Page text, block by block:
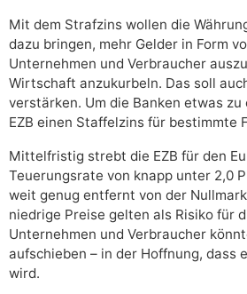
Mit dem Strafzins wollen die
dazu bringen, mehr Gelder in Form
Unternehmen und Verbraucher
Wirtschaft anzukurbeln. Das soll
verstärken. Um die Banken etwas
EZB einen Staffelzins für bestimmte
Mittelfristig strebt die EZB für den
Teuerungsrate von knapp unter 2,0
weit genug entfernt von der
niedrige Preise gelten als Risiko für
Unternehmen und Verbraucher
aufschieben – in der Hoffnung, dass
wird.